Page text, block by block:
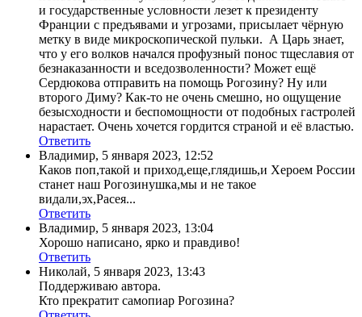
и государственные условности лезет к президенту
Франции с предъявами и угрозами, присылает чёрную
метку в виде микроскопической пульки. А Царь знает,
что у его волков начался профузный понос тщеславия от
безнаказанности и вседозволенности? Может ещё
Сердюкова отправить на помощь Рогозину? Ну или
второго Диму? Как-то не очень смешно, но ощущение
безысходности и беспомощности от подобных гастролей
нарастает. Очень хочется гордится страной и её властью.
Ответить
Владимир, 5 января 2023, 12:52
Каков поп,такой и приход,еще,глядишь,и Хероем России
станет наш Рогозинушка,мы и не такое
видали,эх,Расея...
Ответить
Владимир, 5 января 2023, 13:04
Хорошо написано, ярко и правдиво!
Ответить
Николай, 5 января 2023, 13:43
Поддерживаю автора.
Кто прекратит самопиар Рогозина?